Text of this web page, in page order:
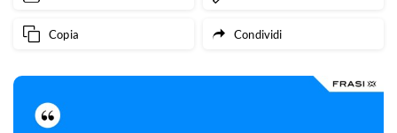
neanche
uno
va
sprecato.
Copia Condividi